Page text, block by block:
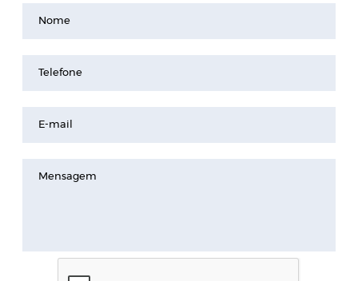
Nome
Telefone
E-mail
Mensagem